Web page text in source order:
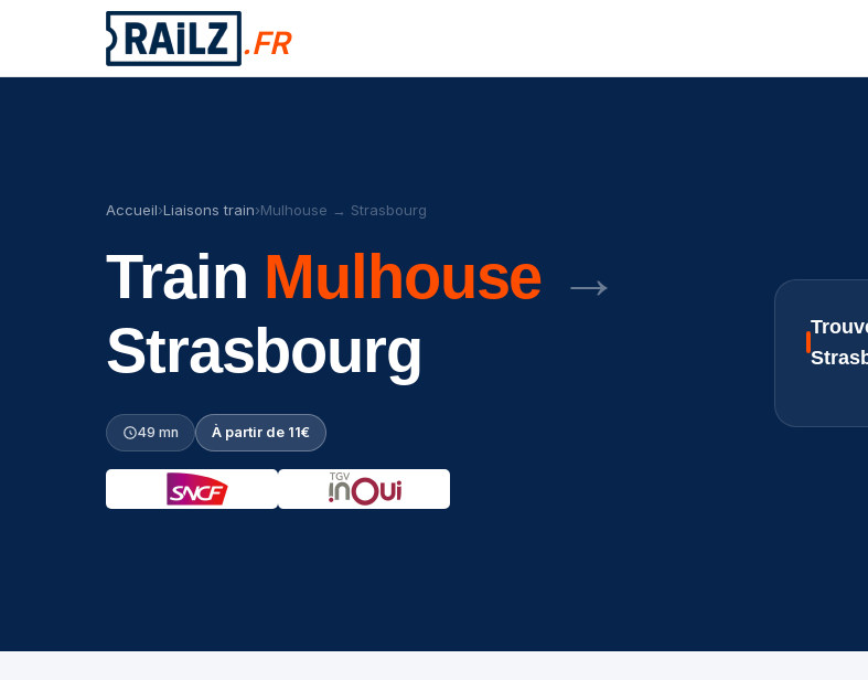
.FR
Accueil›Liaisons train›Mulhouse → Strasbourg
Train Mulhouse →
Strasbourg
49 mn À partir de 11€